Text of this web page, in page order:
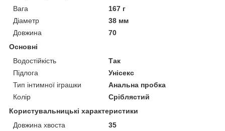
Вага
167 г
Діаметр
38 мм
Довжина
70
Основні
Водостійкість
Так
Підлога
Унісекс
Тип інтимної іграшки
Анальна пробка
Колір
Сріблястий
Користувальницькі характеристики
Довжина хвоста
35